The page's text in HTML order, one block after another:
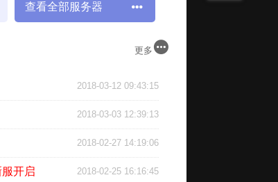
查看全部服务器
更多
2018-03-12 09:43:15
2018-03-03 12:39:13
2018-02-27 14:19:06
2018-02-25 16:16:45
开启